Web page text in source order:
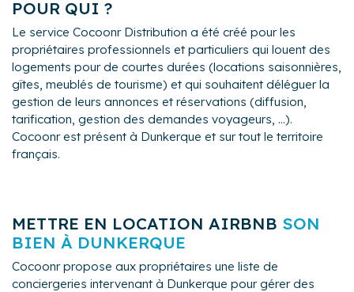
POUR QUI ?
Le service Cocoonr Distribution a été créé pour les
propriétaires professionnels et particuliers qui louent des
logements pour de courtes durées (locations saisonnières,
gîtes, meublés de tourisme) et qui souhaitent déléguer la
gestion de leurs annonces et réservations (diffusion,
tarification, gestion des demandes voyageurs, ...).
Cocoonr est présent à Dunkerque et sur tout le territoire
français.
METTRE EN LOCATION AIRBNB SON
BIEN À DUNKERQUE
Cocoonr propose aux propriétaires une liste de
conciergeries intervenant à Dunkerque pour gérer des